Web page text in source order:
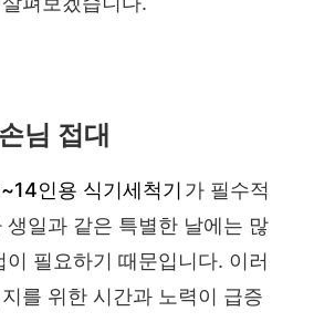
님 접대
인용 식기세척기 가 필수적
생일과 같은 특별한 날에는 많
이 필요하기 때문입니다. 이러
를 위한 시간과 노력이 급증